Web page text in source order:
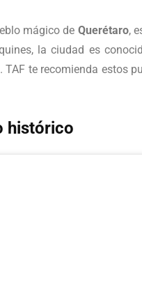
mágico de Querétaro,
la ciudad es
te recomienda estos
histórico